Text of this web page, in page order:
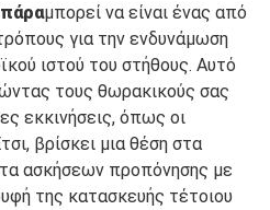
μπορεί να είναι ένας από
για την ενδυνάμωση
ιστού του στήθους. Αυτό
τους θωρακικούς σας
εκκινήσεις, όπως οι
βρίσκει μια θέση στα
ασκήσεων προπόνησης με
της κατασκευής τέτοιου